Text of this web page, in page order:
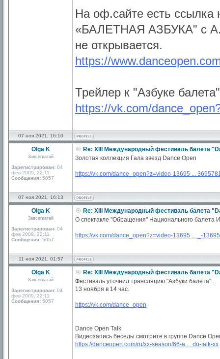
На оф.сайте есть ссылка
«БАЛЕТНАЯ АЗБУКА" с
не открывается.
https://
Трейлер к "Азбуке
https://vk.com/
07 ноя 2021, 16:10
Olga K
Завсегдатай
Зарегистрирован: 04
фев 2009, 22:11
Сообщения: 5057
Re: XIII Международный фестиваль балета
Золотая коллекция Гала звезд Dance Open
https://vk.com/dance_open?z=video-13695 ...
07 ноя 2021, 16:13
Olga K
Завсегдатай
Зарегистрирован: 04
фев 2009, 22:11
Сообщения: 5057
Re: XIII Международный фестиваль балета
О спектакле "Обращения" Национального балета
https://vk.com/dance_open?z=video-13695 ... _-
11 ноя 2021, 01:57
Olga K
Завсегдатай
Зарегистрирован: 04
фев 2009, 22:11
Сообщения: 5057
Re: XIII Международный фестиваль балета
Фестиваль уточнил трансляцию "Азбуки балета" .
13 ноября в 14 час.
https://vk.com/dance_open
Dance Open Talk
Видеозапись беседы смотрите в группе Dance
https://danceopen.com/ru/xx-season/66-a ... do-talk-xx